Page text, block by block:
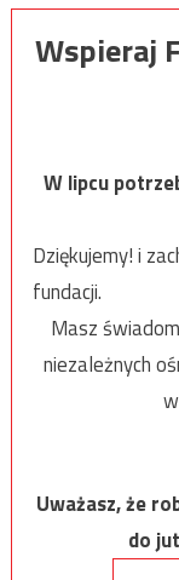
Wspieraj
W lipcu
Dziękujemy! i
fundacji.
Masz
niezależnych
Uważasz, że
do